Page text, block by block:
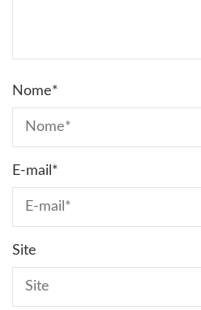
Nome*
E-mail *
Site